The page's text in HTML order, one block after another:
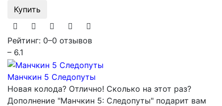
Купить
Рейтинг: 0–0 отзывов
– 6.1
Манчкин 5 Следопуты
Новая колода? Отлично! Сколько на этот раз?
Дополнение "Манчкин 5: Следопуты" подарит вам